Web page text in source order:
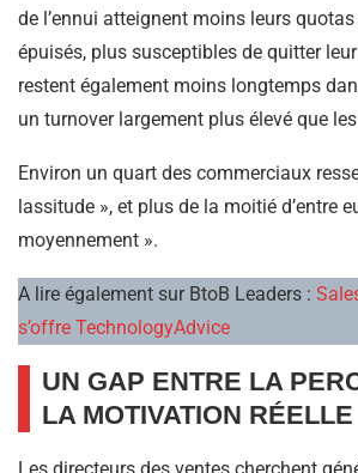
de l’ennui atteignent moins leurs
épuisés, plus susceptibles de quitter
restent également moins longtemps
un turnover largement plus élevé que
Environ un quart des commerciaux
lassitude », et plus de la moitié d’entre
moyennement ».
A lire également sur BtoB Leaders :
s’offre TechnologyAdvice
UN GAP ENTRE LA
LA MOTIVATION RÉELLE